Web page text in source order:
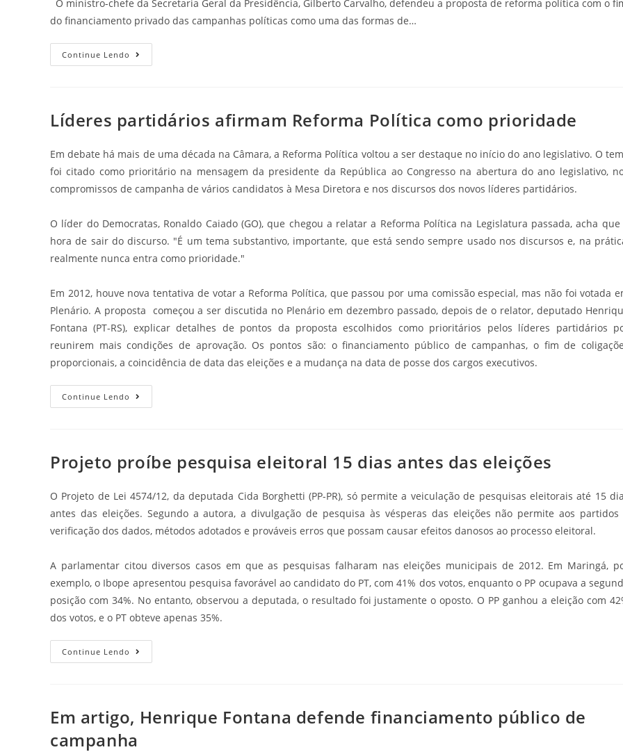
O ministro-chefe da Secretaria Geral da Presidência, Gilberto Carvalho, defendeu a proposta de reforma política com o
do financiamento privado das campanhas políticas como uma das formas de…
Continue Lendo
Líderes partidários afirmam Reforma Política como prioridade
Em debate há mais de uma década na Câmara, a Reforma Política voltou a ser destaque no início do ano legislativo. O
foi citado como prioritário na mensagem da presidente da República ao Congresso na abertura do ano legislativo,
compromissos de campanha de vários candidatos à Mesa Diretora e nos discursos dos novos líderes partidários.
O líder do Democratas, Ronaldo Caiado (GO), que chegou a relatar a Reforma Política na Legislatura passada, acha que
hora de sair do discurso. "É um tema substantivo, importante, que está sendo sempre usado nos discursos e, na
realmente nunca entra como prioridade."
Em 2012, houve nova tentativa de votar a Reforma Política, que passou por uma comissão especial, mas não foi votada
Plenário. A proposta começou a ser discutida no Plenário em dezembro passado, depois de o relator, deputado
Fontana (PT-RS), explicar detalhes de pontos da proposta escolhidos como prioritários pelos líderes partidários
reunirem mais condições de aprovação. Os pontos são: o financiamento público de campanhas, o fim de
proporcionais, a coincidência de data das eleições e a mudança na data de posse dos cargos executivos.
Continue Lendo
Projeto proíbe pesquisa eleitoral 15 dias antes das eleições
O Projeto de Lei 4574/12, da deputada Cida Borghetti (PP-PR), só permite a veiculação de pesquisas eleitorais até 15
antes das eleições. Segundo a autora, a divulgação de pesquisa às vésperas das eleições não permite aos partidos
verificação dos dados, métodos adotados e prováveis erros que possam causar efeitos danosos ao processo eleitoral.
A parlamentar citou diversos casos em que as pesquisas falharam nas eleições municipais de 2012. Em Maringá,
exemplo, o Ibope apresentou pesquisa favorável ao candidato do PT, com 41% dos votos, enquanto o PP ocupava a
posição com 34%. No entanto, observou a deputada, o resultado foi justamente o oposto. O PP ganhou a eleição com
dos votos, e o PT obteve apenas 35%.
Continue Lendo
Em artigo, Henrique Fontana defende financiamento público de
campanha